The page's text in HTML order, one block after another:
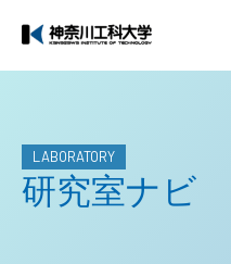
LABORATORY
研究室ナビ